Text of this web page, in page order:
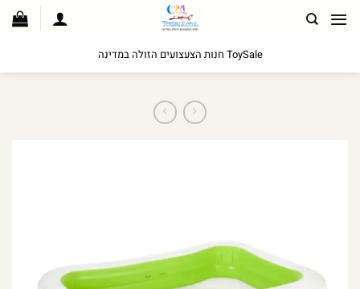
לתוכן
ToySale חנות הצעצועים הזולה במדינה